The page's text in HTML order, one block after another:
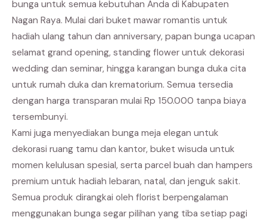
bunga untuk semua kebutuhan Anda di Kabupaten
Nagan Raya. Mulai dari buket mawar romantis untuk
hadiah ulang tahun dan anniversary, papan bunga ucapan
selamat grand opening, standing flower untuk dekorasi
wedding dan seminar, hingga karangan bunga duka cita
untuk rumah duka dan krematorium. Semua tersedia
dengan harga transparan mulai Rp 150.000 tanpa biaya
tersembunyi.
Kami juga menyediakan bunga meja elegan untuk
dekorasi ruang tamu dan kantor, buket wisuda untuk
momen kelulusan spesial, serta parcel buah dan hampers
premium untuk hadiah lebaran, natal, dan jenguk sakit.
Semua produk dirangkai oleh florist berpengalaman
menggunakan bunga segar pilihan yang tiba setiap pagi